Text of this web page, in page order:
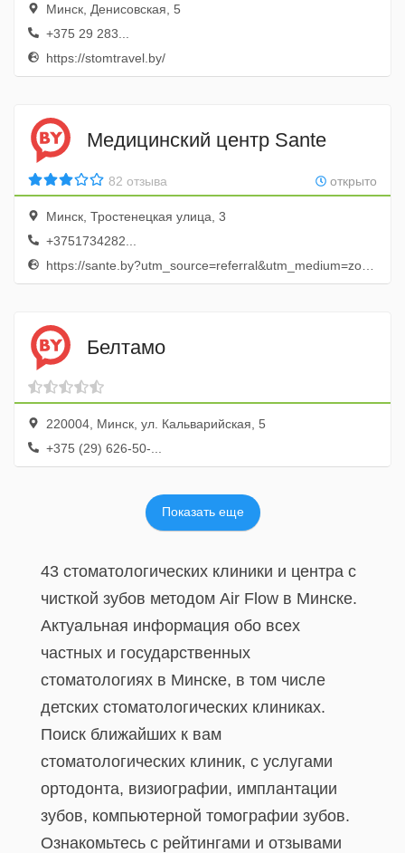
Минск, Денисовская, 5
+375 29 283...
https://stomtravel.by/
Медицинский центр Sante
открыто
82 отзыва
Минск, Тростенецкая улица, 3
+3751734282...
https://sante.by?utm_source=referral&utm_medium=zoonby&utm_campaign=page
Белтамо
220004, Минск, ул. Кальварийская, 5
+375 (29) 626-50-...
Показать еще
43 стоматологических клиники и центра с
чисткой зубов методом Air Flow в Минске.
Актуальная информация обо всех
частных и государственных
стоматологиях в Минске, в том числе
детских стоматологических клиниках.
Поиск ближайших к вам
стоматологических клиник, с услугами
ортодонта, визиографии, имплантации
зубов, компьютерной томографии зубов.
Ознакомьтесь с рейтингами и отзывами